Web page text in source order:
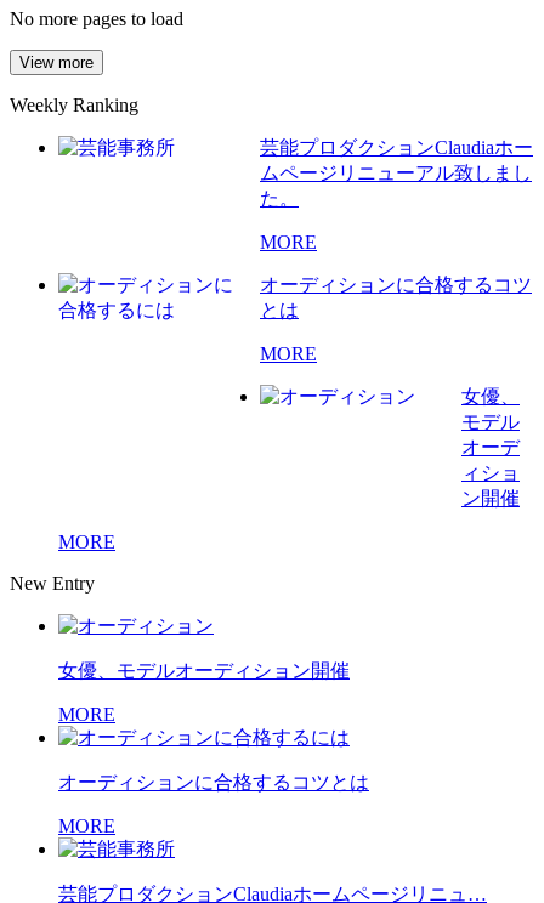
No more pages to load
View more
Weekly Ranking
芸能プロダクションClaudiaホー
ムページリニューアル致しまし
た。
MORE
オーディションに合格するコツ
とは
MORE
女優、
モデル
オーデ
ィショ
ン開催
MORE
New Entry
女優、モデルオーディション開催
MORE
オーディションに合格するコツとは
MORE
芸能プロダクションClaudiaホームページリニュ…